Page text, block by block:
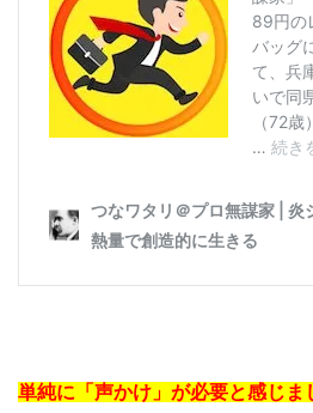
単純に「声かけ」が必要と感じま